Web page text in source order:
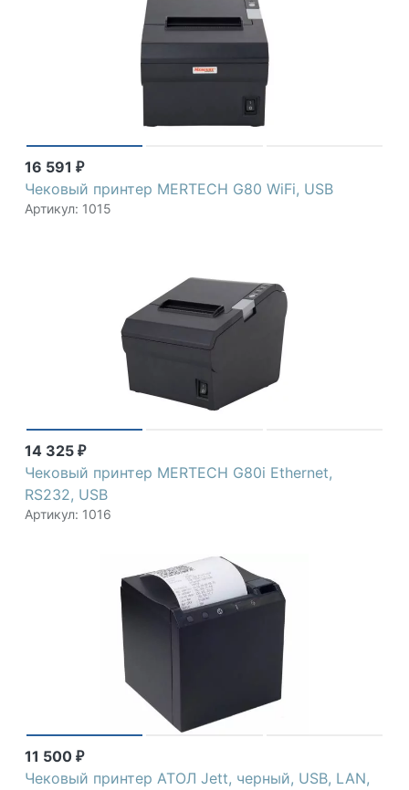
16 591 ₽
Чековый принтер MERTECH G80 WiFi, USB
Артикул: 1015
14 325 ₽
Чековый принтер MERTECH G80i Ethernet,
RS232, USB
Артикул: 1016
11 500 ₽
Чековый принтер АТОЛ Jett, черный, USB, LAN,